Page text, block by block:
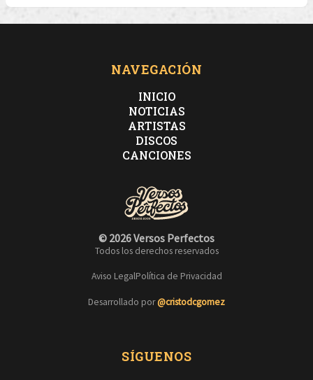
NAVEGACIÓN
INICIO
NOTICIAS
ARTISTAS
DISCOS
CANCIONES
© 2026 Versos Perfectos
Todos los derechos reservados
Aviso LegalPolítica de Privacidad
Desarrollado por@cristodcgomez
SÍGUENOS